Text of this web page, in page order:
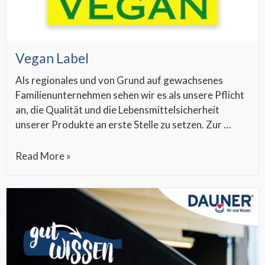
Vegan Label
Als regionales und von Grund auf gewachsenes
Familienunternehmen sehen wir es als unsere Pflicht
an, die Qualität und die Lebensmittelsicherheit
unserer Produkte an erste Stelle zu setzen. Zur …
Vegan
Read More »